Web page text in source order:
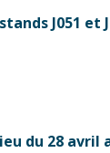
J051 et
du 28 avril